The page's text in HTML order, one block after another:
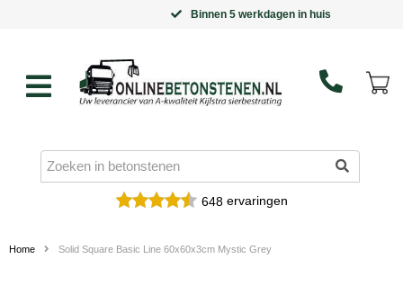
Binnen 5 werkdagen in huis
648ervaringen
Home Solid Square Basic Line 60x60x3cm Mystic Grey